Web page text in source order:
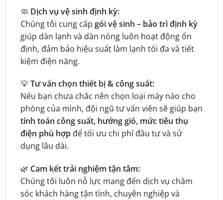
🧼 Dịch vụ vệ sinh định kỳ:
Chúng tôi cung cấp gói vệ sinh – bảo trì định kỳ
giúp dàn lạnh và dàn nóng luôn hoạt động ổn
định, đảm bảo hiệu suất làm lạnh tối đa và tiết
kiệm điện năng.
💡Tư vấn chọn thiết bị & công suất:
Nếu bạn chưa chắc nên chọn loại máy nào cho
phòng của mình, đội ngũ tư vấn viên sẽ giúp bạn
tính toán công suất, hướng gió, mức tiêu thụ
điện phù hợpđể tối ưu chi phí đầu tư và sử
dụng lâu dài.
🌿 Cam kết trải nghiệm tận tâm:
Chúng tôi luôn nỗ lực mang đến dịch vụ chăm
sóc khách hàng tận tình, chuyên nghiệp và